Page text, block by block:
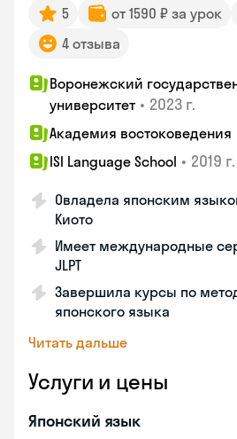
5 от 1590 ₽ за урок
4 отзыва
Воронежский
университет • 2023 г.
Академия востоковедения
ISI Language School • 2019 г.
Овладела японским
Киото
Имеет международные
JLPT
Завершила курсы по
японского языка
Читать дальше
Услуги и цены
Японский язык